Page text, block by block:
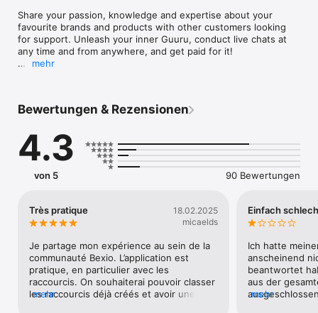
Share your passion, knowledge and expertise about your
favourite brands and products with other customers looking
for support. Unleash your inner Guuru, conduct live chats at
any time and from anywhere, and get paid for it!
- Receive chat requests and start or continue conversations
- Get paid for your support and track your earnings
mehr
Bewertungen & Rezensionen
4.3
von 5 90 Bewertungen
Très pratique
18.02.2025
micaelds
Je partage mon expérience au sein de la
communauté Bexio. L’application est
pratique, en particulier avec les
raccourcis. On souhaiterai pouvoir classer
les raccourcis déjà créés et avoir une
mehr
Einfach
Ich hatte
anscheinend
beantwortet
aus der
mehr